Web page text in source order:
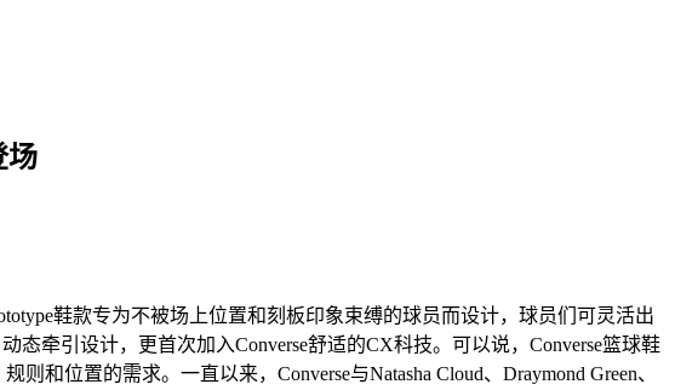
场
鞋款专为不被场上位置和刻板印象束缚的球员而设计，球员们可灵活出
牵引设计，更首次加入Converse舒适的CX科技。可以说，Converse篮球鞋
位置的需求。一直以来，Converse与Natasha Cloud、Draymond Green、